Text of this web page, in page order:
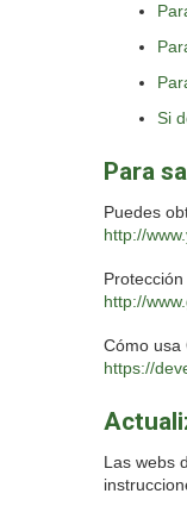
Si
Para
Puedes
http://
http://
Cómo usa
https://
Las webs